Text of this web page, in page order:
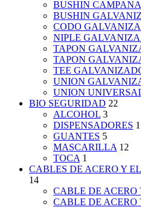
BUSHIN
BUSHIN
CODO
NIPLE
TAPON
TAPON
TEE
UNION
UNION
BIO SEGURIDAD 22
ALCOHOL 3
DISPENSADORES 1
GUANTES 5
MASCARILLA 12
TOCA 1
CABLES DE ACERO Y
14
CABLE DE ACERO
CABLE DE ACERO